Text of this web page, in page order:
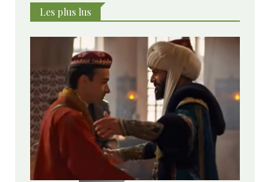
Les plus lus